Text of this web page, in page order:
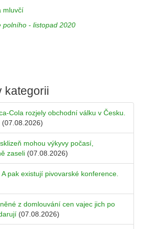
mluvčí
polního - listopad 2020
kategorii
Cola rozjely obchodní válku v Česku.
(07.08.2026)
mohou výkyvy počasí,
zaseli (07.08.2026)
pak existují pivovarské konference.
z domlouvání cen vajec jich po
(07.08.2026)